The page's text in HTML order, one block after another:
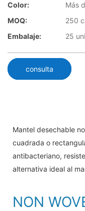
Color:
Más
MOQ:
250
Embalaje:
25
consulta
Mantel desechable
cuadrada o
antibacteriano,
alternativa ideal al
NON